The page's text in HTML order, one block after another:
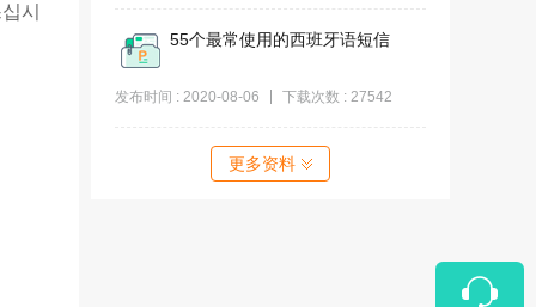
시
55个最常使用的西班牙语短信
发布时间 : 2020-08-06 下载次数 : 27542
更多资料